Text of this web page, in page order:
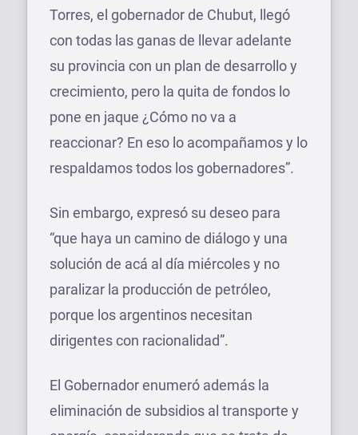
Torres, el gobernador de Chubut, llegó
con todas las ganas de llevar adelante
su provincia con un plan de desarrollo y
crecimiento, pero la quita de fondos lo
pone en jaque ¿Cómo no va a
reaccionar? En eso lo acompañamos y lo
respaldamos todos los gobernadores”.
Sin embargo, expresó su deseo para
“que haya un camino de diálogo y una
solución de acá al día miércoles y no
paralizar la producción de petróleo,
porque los argentinos necesitan
dirigentes con racionalidad”.
El Gobernador enumeró además la
eliminación de subsidios al transporte y